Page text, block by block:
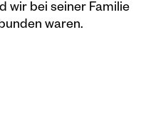
wir bei seiner Familie
waren.